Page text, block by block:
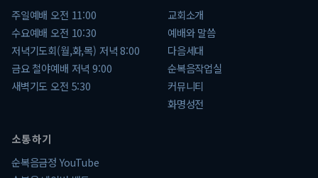
주일예배 오전 11:00
수요예배 오전 10:30
저녁기도회(월,화,목) 저녁 8:00
금요 철야예배 저녁 9:00
새벽기도 오전 5:30
교회소개
예배와 말씀
다음세대
순복음작업실
커뮤니티
화명성전
소통하기
순복음금정 YouTube